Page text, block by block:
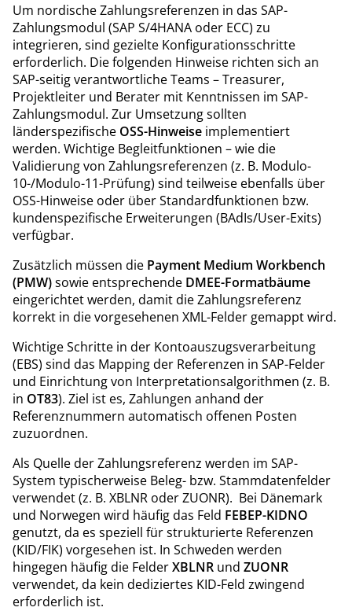
Um nordische Zahlungsreferenzen in das SAP-
Zahlungsmodul (SAP S/4HANA oder ECC) zu
integrieren, sind gezielte Konfigurationsschritte
erforderlich. Die folgenden Hinweise richten sich an
SAP-seitig verantwortliche Teams – Treasurer,
Projektleiter und Berater mit Kenntnissen im SAP-
Zahlungsmodul. Zur Umsetzung sollten
länderspezifische OSS-Hinweise implementiert
werden. Wichtige Begleitfunktionen – wie die
Validierung von Zahlungsreferenzen (z. B. Modulo-
10-/Modulo-11-Prüfung) sind teilweise ebenfalls über
OSS-Hinweise oder über Standardfunktionen bzw.
kundenspezifische Erweiterungen (BAdIs/User-Exits)
verfügbar.
Zusätzlich müssen die Payment Medium Workbench
(PMW)sowie entsprechende DMEE-Formatbäume
eingerichtet werden, damit die Zahlungsreferenz
korrekt in die vorgesehenen XML-Felder gemappt wird.
Wichtige Schritte in der Kontoauszugsverarbeitung
(EBS) sind das Mapping der Referenzen in SAP-Felder
und Einrichtung von Interpretationsalgorithmen (z. B.
in OT83). Ziel ist es, Zahlungen anhand der
Referenznummern automatisch offenen Posten
zuzuordnen.
Als Quelle der Zahlungsreferenz werden im SAP-
System typischerweise Beleg- bzw. Stammdatenfelder
verwendet (z. B. XBLNR oder ZUONR). Bei Dänemark
und Norwegen wird häufig das Feld FEBEP-KIDNO
genutzt, da es speziell für strukturierte Referenzen
(KID/FIK) vorgesehen ist. In Schweden werden
hingegen häufig die FelderXBLNR und ZUONR
verwendet, da kein dediziertes KID-Feld zwingend
erforderlich ist.